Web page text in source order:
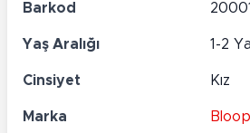
Barkod
Yaş Aralığı 1-2
Cinsiyet Kız
Marka